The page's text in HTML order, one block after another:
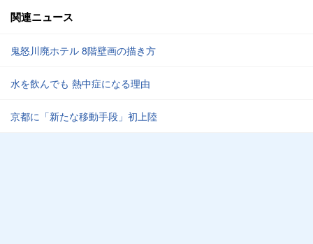
関連ニュース
鬼怒川廃ホテル 8階壁画の描き方
水を飲んでも 熱中症になる理由
京都に「新たな移動手段」初上陸